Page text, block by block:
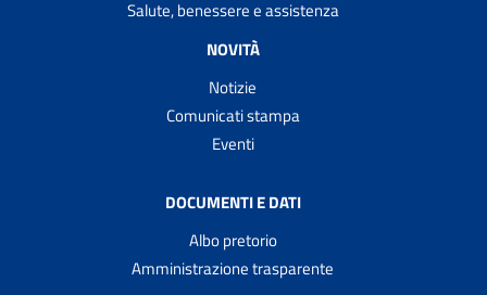
Salute, benessere e assistenza
NOVITÀ
Notizie
Comunicati stampa
Eventi
DOCUMENTI E DATI
Albo pretorio
Amministrazione trasparente